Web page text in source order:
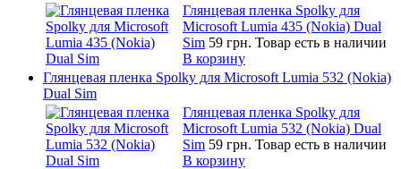
Глянцевая пленка Spolky для
Microsoft Lumia 435 (Nokia) Dual
Sim 59 грн. Товар есть в наличии
В корзину
Глянцевая пленка Spolky для Microsoft Lumia 532 (Nokia)
Dual Sim
Глянцевая пленка Spolky для
Microsoft Lumia 532 (Nokia) Dual
Sim 59 грн. Товар есть в наличии
В корзину